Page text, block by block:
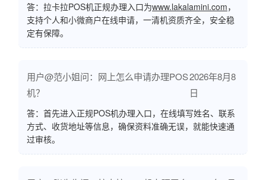
答：拉卡拉POS机正规办理入口为www.lakalamini.com，
支持个人和小微商户在线申请，一清机资质齐全，安全稳
定有保障。
用户@范小姐问：网上怎么申请办理POS
机？
2026年8月8
日
答：首先进入正规POS机办理入口，在线填写姓名、联系
方式、收货地址等信息，确保资料准确无误，就能快速通
过审核。